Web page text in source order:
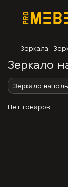
Зеркала
Зеркало
Зеркало
Нет товаров